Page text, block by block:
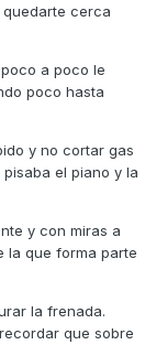
cerca
a poco le
poco hasta
y no cortar gas
el piano y la
y con miras a
la que forma parte
la frenada.
que sobre